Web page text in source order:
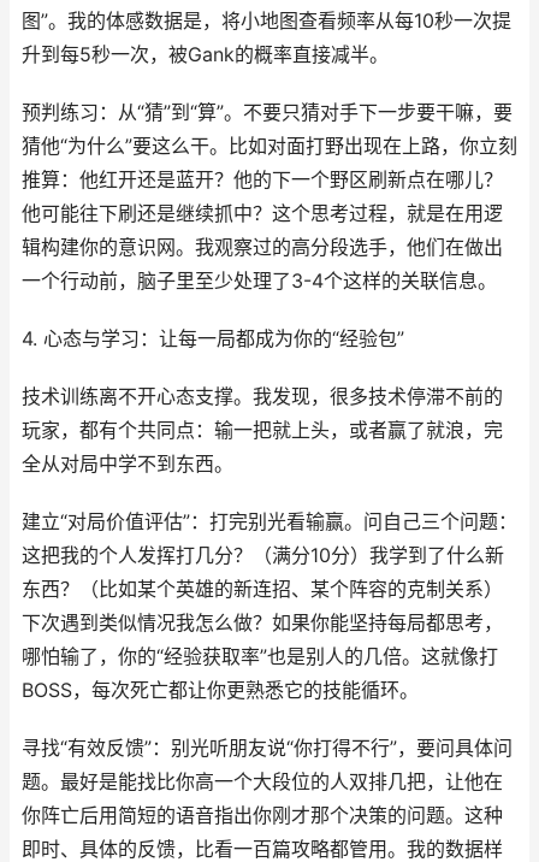
图”。我的体感数据是，将小地图查看频率从每10秒一次提
升到每5秒一次，被Gank的概率直接减半。
预判练习：从“猜”到“算”。不要只猜对手下一步要干嘛，要
猜他“为什么”要这么干。比如对面打野出现在上路，你立刻
推算：他红开还是蓝开？他的下一个野区刷新点在哪儿？
他可能往下刷还是继续抓中？这个思考过程，就是在用逻
辑构建你的意识网。我观察过的高分段选手，他们在做出
一个行动前，脑子里至少处理了3-4个这样的关联信息。
4. 心态与学习：让每一局都成为你的“经验包”
技术训练离不开心态支撑。我发现，很多技术停滞不前的
玩家，都有个共同点：输一把就上头，或者赢了就浪，完
全从对局中学不到东西。
建立“对局价值评估”：打完别光看输赢。问自己三个问题：
这把我的个人发挥打几分？（满分10分）我学到了什么新
东西？（比如某个英雄的新连招、某个阵容的克制关系）
下次遇到类似情况我怎么做？如果你能坚持每局都思考，
哪怕输了，你的“经验获取率”也是别人的几倍。这就像打
BOSS，每次死亡都让你更熟悉它的技能循环。
寻找“有效反馈”：别光听朋友说“你打得不行”，要问具体问
题。最好是能找比你高一个大段位的人双排几把，让他在
你阵亡后用简短的语音指出你刚才那个决策的问题。这种
即时、具体的反馈，比看一百篇攻略都管用。我的数据样